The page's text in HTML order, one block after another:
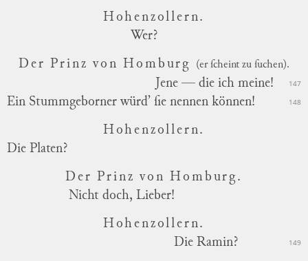
Hohenzollern.
Wer?
Der Prinz von Homburg (er ſcheint zu ſuchen).
Jene — die ich meine! 147
Ein Stummgeborner würd’ ſie nennen können! 148
Hohenzollern.
Die Platen?
Der Prinz von Homburg.
Nicht doch, Lieber!
Hohenzollern.
Die Ramin?
149